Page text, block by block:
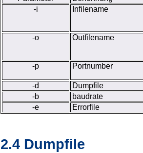
-i
Infilename
-o Outfilename
-p Portnumber
-d
Dumpfile
-b
baudrate
-e
Errorfile
2.4 Dumpfile